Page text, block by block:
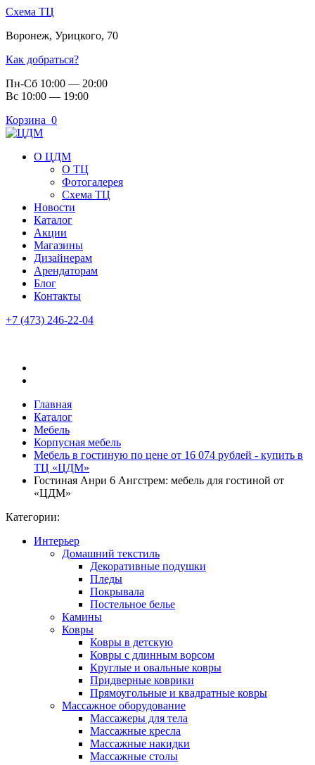
Схема ТЦ
Воронеж, Урицкого, 70
Как добраться?
Пн-Сб 10:00 — 20:00
Вс 10:00 — 19:00
Корзина 0
О ЦДМ
О ТЦ
Фотогалерея
Схема ТЦ
Новости
Каталог
Акции
Магазины
Дизайнерам
Арендаторам
Блог
Контакты
+7 (473) 246-22-04
Главная
Каталог
Мебель
Корпусная мебель
Мебель в гостиную по цене от 16 074 рублей - купить в
ТЦ «ЦДМ»
Гостиная Анри 6 Ангстрем: мебель для гостиной от
«ЦДМ»
Категории:
Интерьер
Домашний текстиль
Декоративные подушки
Пледы
Покрывала
Постельное белье
Камины
Ковры
Ковры в детскую
Ковры с длинным ворсом
Круглые и овальные ковры
Придверные коврики
Прямоугольные и квадратные ковры
Массажное оборудование
Массажеры для тела
Массажные кресла
Массажные накидки
Массажные столы